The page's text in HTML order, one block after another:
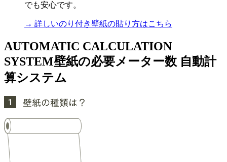
でも安心です。
→ 詳しいのり付き壁紙の貼り方はこちら
AUTOMATIC CALCULATION
SYSTEM壁紙の必要メーター数 自動計
算システム